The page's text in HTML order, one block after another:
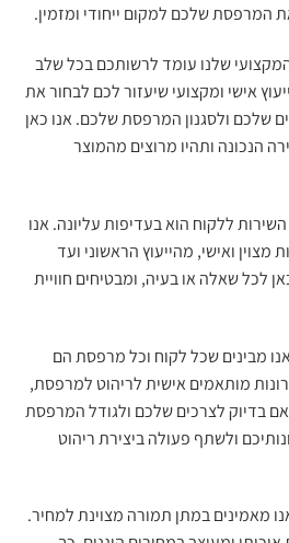
המרפסת שלכם למקום ייחודי ומזמין.
שלנו עומד לרשותכם בכל שלב
אישי ומקצועי שיעזור לכם לבחור את
שלכם ולסגנון המרפסת שלכם. אנו כאן
הנכונה ותהיו מרוצים מהמוצר
ללקוח הוא בעדיפות עליונה. אנו
ואישי, מהייעוץ הראשוני ועד
לכל שאלה או בעיה, ומבטיחים חוויית
אנו מבינים שכל לקוח וכל מרפסת הם
מותאמים אישית לריהוט למרפסת,
בדיוק לצרכים שלכם ולגודל המרפסת
ולשתף פעולה ביצירת ריהוט
מאמינים במתן תמורה מצוינת למחיר.